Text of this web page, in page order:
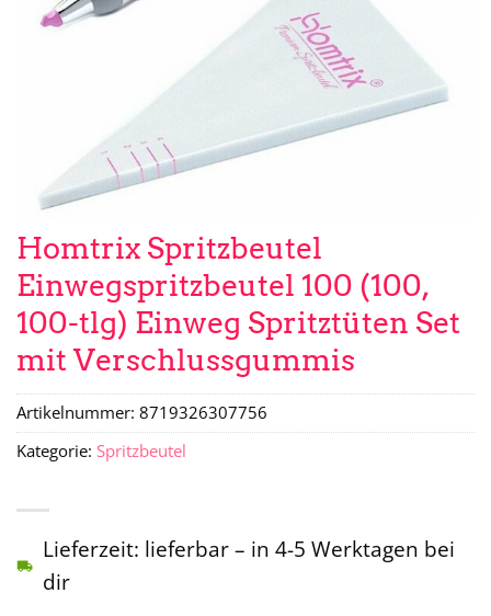
Homtrix Spritzbeutel
Einwegspritzbeutel 100 (100,
100-tlg) Einweg Spritztüten Set
mit Verschlussgummis
Lieferzeit: lieferbar – in 4-5 Werktagen bei
dir
Artikelnummer: 8719326307756
Kategorie: Spritzbeutel